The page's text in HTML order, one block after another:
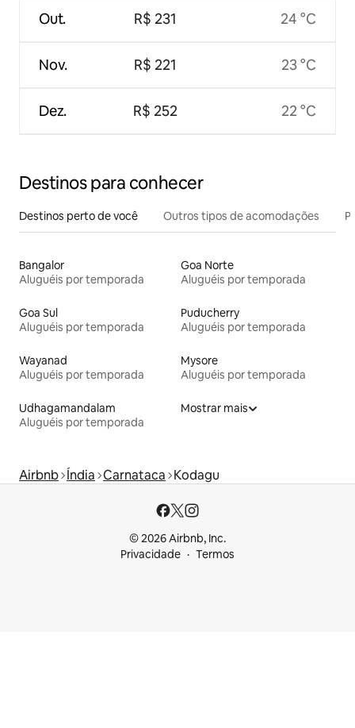
Out.
Nov.
Dez.
R$ 231
R$ 221
R$ 252
24 °C
23 °C
22 °C
Destinos para conhecer
Destinos perto de você Outros tipos de acomodações
Bangalor
Aluguéis por temporada
Goa Norte
Aluguéis por temporada
Goa Sul
Aluguéis por temporada
Puducherry
Aluguéis por temporada
Wayanad
Aluguéis por temporada
Mysore
Aluguéis por temporada
Udhagamandalam
Aluguéis por temporada
Mostrar mais
Airbnb Índia Carnataca Kodagu
© 2026 Airbnb, Inc.
Privacidade
Termos